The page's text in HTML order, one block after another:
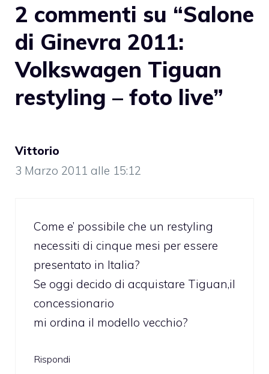
2 commenti su “Salone
di Ginevra 2011:
Volkswagen Tiguan
restyling – foto live”
Vittorio
3 Marzo 2011 alle 15:12
Come e’ possibile che un restyling
necessiti di cinque mesi per essere
presentato in Italia?
Se oggi decido di acquistare Tiguan,il
concessionario
mi ordina il modello vecchio?
Rispondi